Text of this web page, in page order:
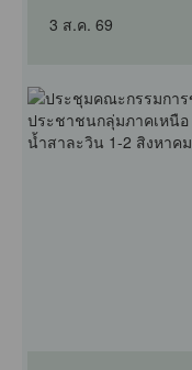
3 ส.ค. 69